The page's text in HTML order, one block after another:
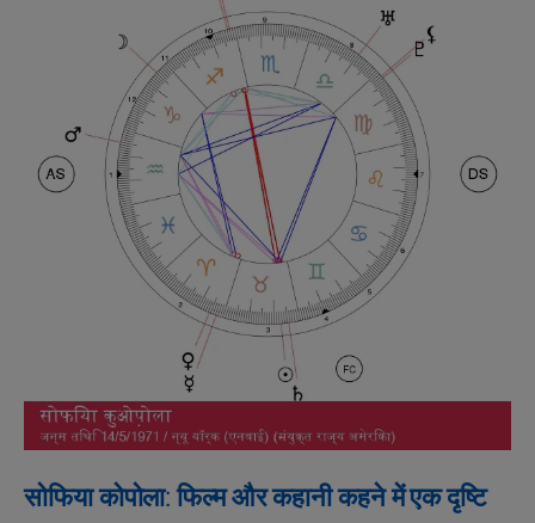
सोफिया कोपोला: फिल्म और कहानी कहने में एक दृष्टि